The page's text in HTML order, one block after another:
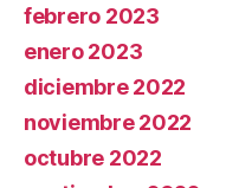
febrero 2023
enero 2023
diciembre 2022
noviembre 2022
octubre 2022